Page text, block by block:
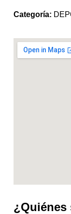
Categoría:
¿Quiénes